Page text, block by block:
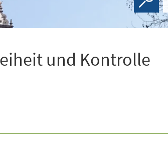
und Kontrolle